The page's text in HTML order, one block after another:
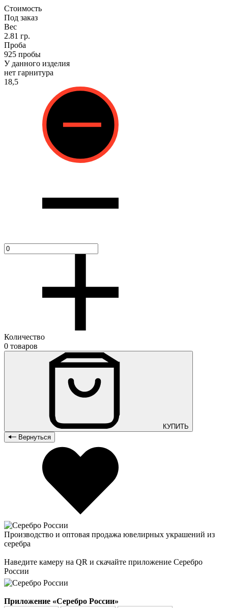
Стоимость
Под заказ
Вес
2.81 гр.
Проба
925 пробы
У данного изделия
нет гарнитура
18,5
Количество
0 товаров
КУПИТЬ
Вернуться
Производство и оптовая продажа ювелирных украшений из
серебра
Наведите камеру на QR и скачайте приложение Серебро
России
Приложение «Серебро России»